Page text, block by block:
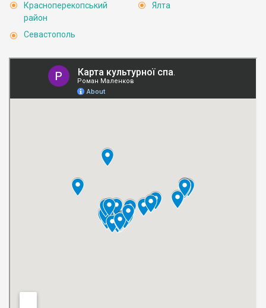
Красноперекопський
район
Севастополь
Ялта